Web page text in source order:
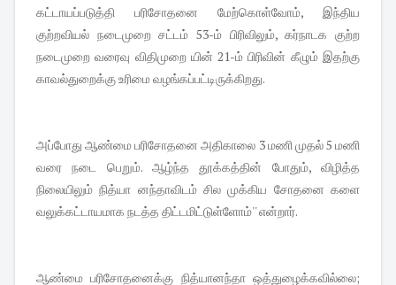
கட்டாயப்படுத்தி பரிசோதனை மேற்கொள்வோம், இந்திய
குற்றவியல் நடைமுறை சட்டம் 53-ம் பிரிவிலும், கர்நாடக குற்ற
நடைமுறை வரைவு விதிமுறை யின் 21-ம் பிரிவின் கீழும் இதற்கு
காவல்துறைக்கு உரிமை வழங்கப்பட்டிருக்கிறது.
அப்போது ஆண்மை பரிசோதனை அதிகாலை 3 மணி முதல் 5 மணி
வரை நடை பெறும். ஆழ்ந்த தூக்கத்தின் போதும், விழித்த
நிலையிலும் நித்யா னந்தாவிடம் சில முக்கிய சோதனை களை
வலுக்கட்டாயமாக நடத்த திட்டமிட்டுள்ளோம்'' என்றார்.
ஆண்மை பரிசோதனைக்கு நித்யானந்தா ஒத்துழைக்கவில்லை;